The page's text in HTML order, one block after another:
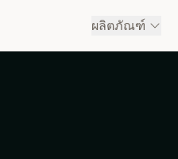
ผลิตภัณฑ์